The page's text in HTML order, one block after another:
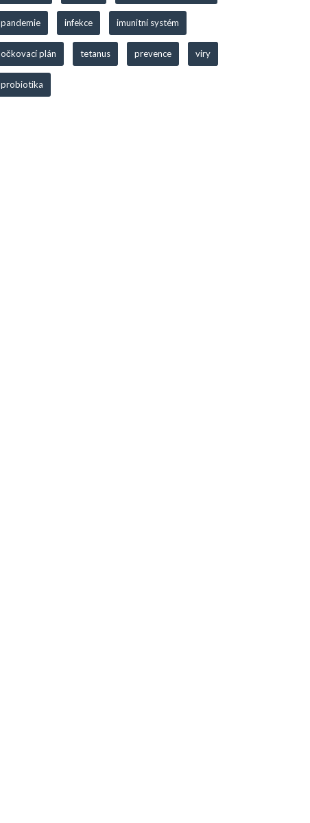
pandemie infekce imunitní systém
očkovací plán tetanus prevence viry
probiotika